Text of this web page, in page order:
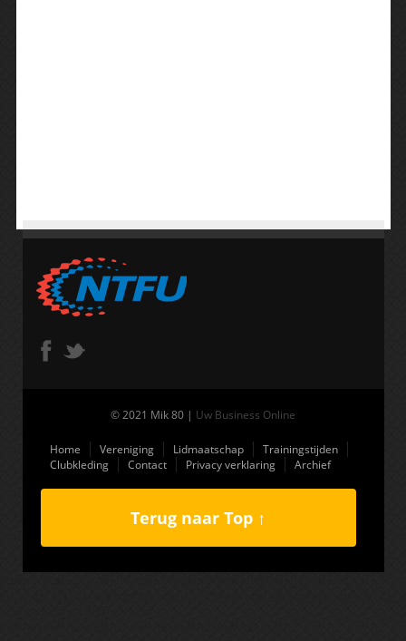
© 2021 Mik 80 | Uw Business Online
Home Vereniging Lidmaatschap
Trainingstijden
Clubkleding
Contact Privacy verklaring Archief
Terug naar Top ↑